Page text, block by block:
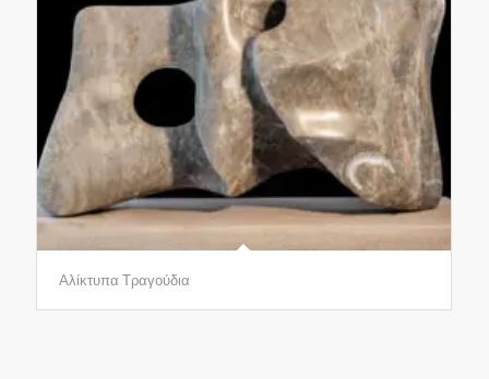
Αλίκτυπα Τραγούδια